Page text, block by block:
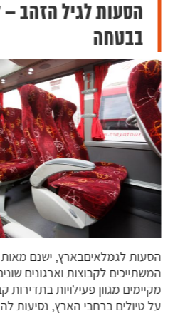
הסעות לגיל הזהב –
בבטחה
הסעות לגמלאיםבארץ, ישנם מאות
המשתייכים לקבוצות וארגונים
מקיימים מגוון פעילויות בתדירות
על טיולים ברחבי הארץ, נסיעות